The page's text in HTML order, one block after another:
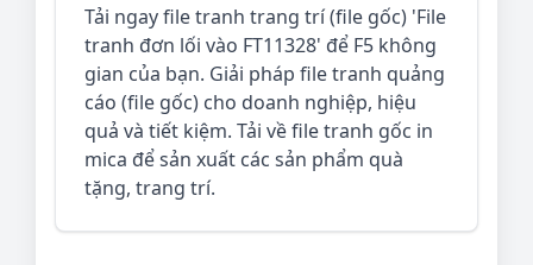
Tải ngay file tranh trang trí (file gốc) 'File
tranh đơn lối vào FT11328' để F5 không
gian của bạn. Giải pháp file tranh quảng
cáo (file gốc) cho doanh nghiệp, hiệu
quả và tiết kiệm. Tải về file tranh gốc in
mica để sản xuất các sản phẩm quà
tặng, trang trí.